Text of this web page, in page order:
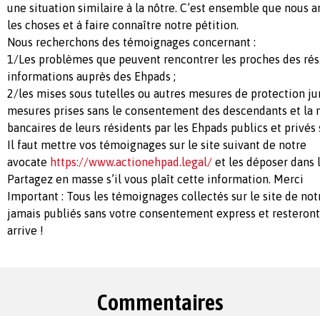
une situation similaire à la nôtre. C’est ensemble que nous
les choses et à faire connaître notre pétition.
Nous recherchons des témoignages concernant :
1/Les problèmes que peuvent rencontrer les proches des
informations auprès des Ehpads ;
2/les mises sous tutelles ou autres mesures de protection
mesures prises sans le consentement des descendants et la
bancaires de leurs résidents par les Ehpads publics et privés
Il faut mettre vos témoignages sur le site suivant de notre
avocate https://www.actionehpad.legal/ et les déposer dans
Partagez en masse s’il vous plaît cette information. Merci
Important : Tous les témoignages collectés sur le site de
jamais publiés sans votre consentement express et
arrive !
Commentaires